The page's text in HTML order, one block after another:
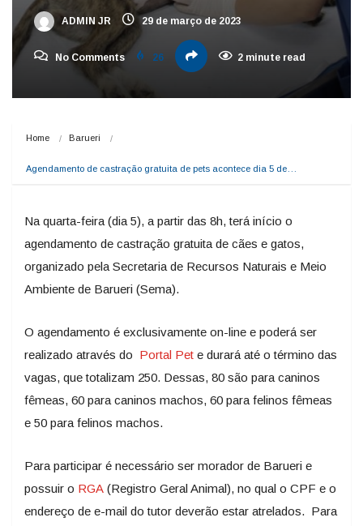
ADMIN JR 29 de março de 2023
No Comments 26 2 minute read
Home Barueri
Agendamento de castração gratuita de pets acontece dia 5 de…
Na quarta-feira (dia 5), a partir das 8h, terá início o
agendamento de castração gratuita de cães e gatos,
organizado pela Secretaria de Recursos Naturais e Meio
Ambiente de Barueri (Sema).
O agendamento é exclusivamente on-line e poderá ser
realizado através do Portal Pet e durará até o término das
vagas, que totalizam 250. Dessas, 80 são para caninos
fêmeas, 60 para caninos machos, 60 para felinos fêmeas
e 50 para felinos machos.
Para participar é necessário ser morador de Barueri e
possuir o RGA (Registro Geral Animal), no qual o CPF e o
endereço de e-mail do tutor deverão estar atrelados. Para